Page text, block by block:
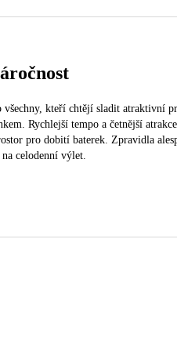
všechny, kteří chtějí sladit atraktivní
Rychlejší tempo a četnější
pro dobití baterek. Zpravidla
celodenní výlet.